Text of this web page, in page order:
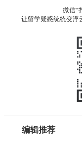
微信“
让留学疑惑统统变浮
编辑推荐